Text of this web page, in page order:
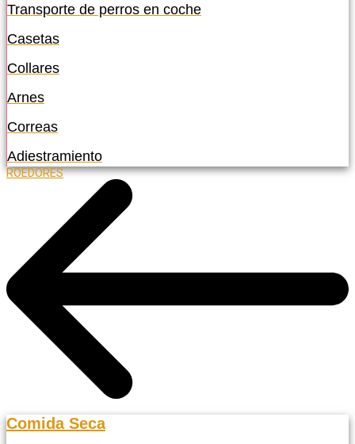
Transporte de perros en coche
Casetas
Collares
Arnes
Correas
Adiestramiento
ROEDORES
Comida Seca